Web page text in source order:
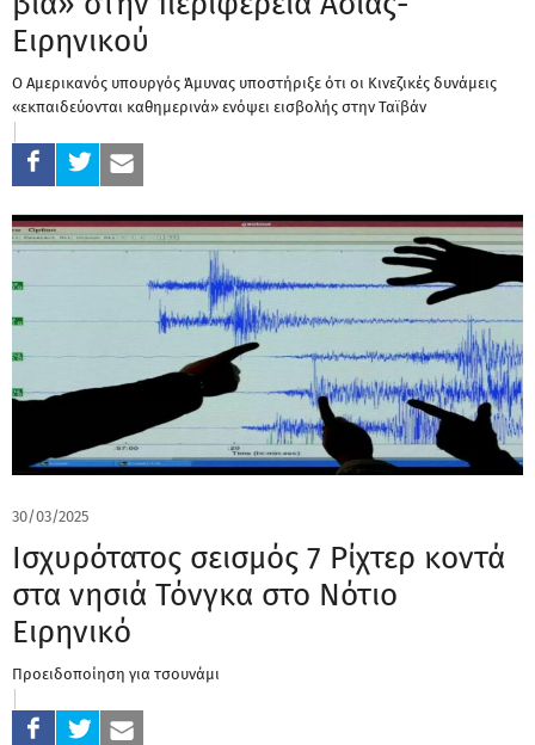
Ειρηνικού
Ο Αμερικανός υπουργός Άμυνας υποστήριξε ότι οι Κινεζικές δυνάμεις
«εκπαιδεύονται καθημερινά» ενόψει εισβολής στην Ταϊβάν
30/03/2025
Ισχυρότατος σεισμός 7 Ρίχτερ κοντά
στα νησιά Τόνγκα στο Νότιο
Ειρηνικό
Προειδοποίηση για τσουνάμι